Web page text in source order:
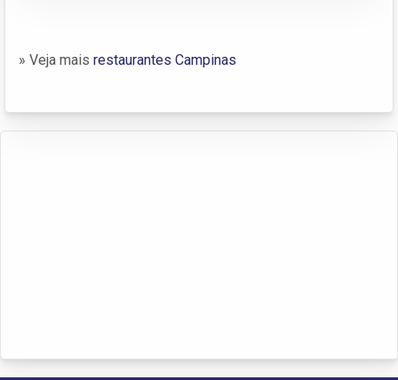
» Veja mais restaurantes Campinas